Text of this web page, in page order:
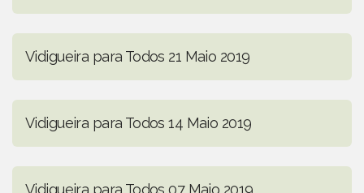
Vidigueira para Todos 21 Maio 2019
Vidigueira para Todos 14 Maio 2019